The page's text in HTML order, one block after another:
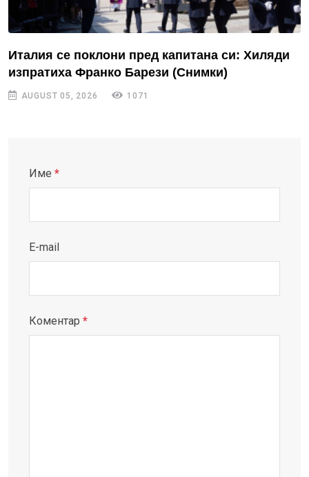
Италия се поклони пред капитана си: Хиляди
изпратиха Франко Барези (Снимки)
AUGUST 05, 2026 1071
Име *
E-mail
Коментар *